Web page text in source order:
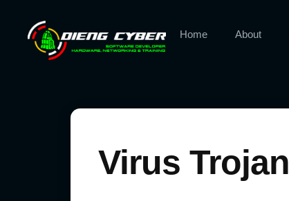
Home About
Virus Trojan